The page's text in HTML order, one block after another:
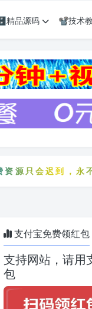
精品源码 📽️技术
只会迟到，永不
支付宝免费领红包
支持网站，请用
包